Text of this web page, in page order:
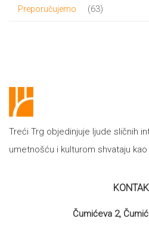
Preporučujemo 6363
Treći Trg objedinjuje ljude sličnih
umetnošću i kulturom shvataju
Čumićeva 2,